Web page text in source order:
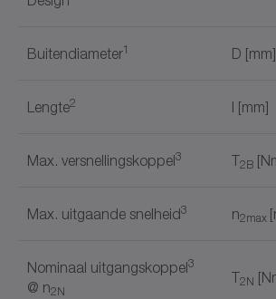
Buitendiameter1 D [mm]
Lengte2 I [mm]
Max. versnellingskoppel3 T2B
Max. uitgaande snelheid3 n2max
Nominaal uitgangskoppel3
@ n2N
T2N